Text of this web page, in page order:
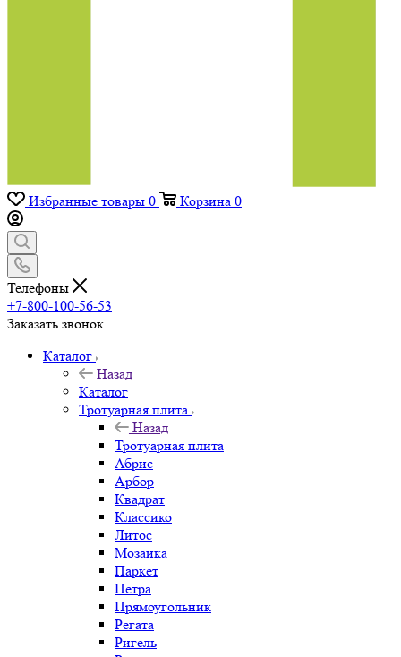
Избранные товары 0 Корзина 0
Телефоны
+7-800-100-56-53
Заказать звонок
Каталог
Назад
Каталог
Тротуарная плита
Назад
Тротуарная плита
Абрис
Арбор
Квадрат
Классико
Литос
Мозаика
Паркет
Петра
Прямоугольник
Регата
Ригель